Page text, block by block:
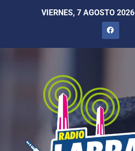
VIERNES, 7 AGOSTO 2026